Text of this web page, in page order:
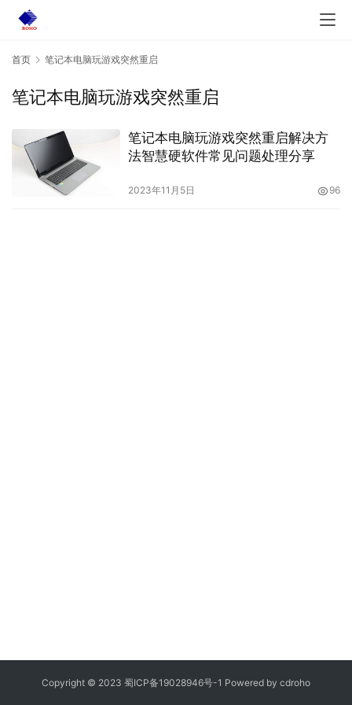
首页 笔记本电脑玩游戏突然重启
笔记本电脑玩游戏突然重启
笔记本电脑玩游戏突然重启解决方
法智慧硬软件常见问题处理分享
2023年11月5日 96
Copyright © 2023 蜀ICP备19028946号-1 Powered by cdroho